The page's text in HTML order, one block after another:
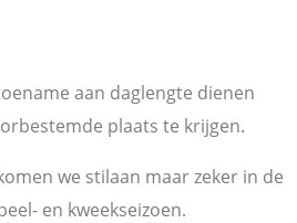
aan daglengte dienen
plaats te krijgen.
we stilaan maar zeker in de
en kweekseizoen.